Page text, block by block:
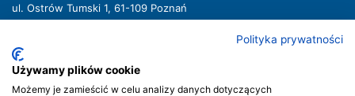
ul. Ostrów Tumski 1, 61-109 Poznań
Nadawca oferuje usługi medialne obejmujące rozpowszechnianie programu
radiowego pod nazwą EMAUS Dobre Radio oraz prowadzenie portalu
internetowego na stronie internetowej
Polityka prywatności
Używamy plików cookie
Możemy je zamieścić w celu analizy danych dotyczących